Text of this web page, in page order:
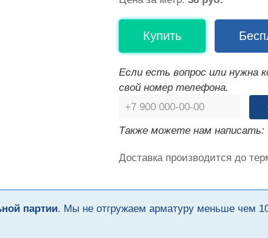
Купить
Если есть вопрос или нужна
свой номер телефона.
Также можете нам написать:
Доставка производится до
партии. Мы не отгружаем арматуру меньше чем